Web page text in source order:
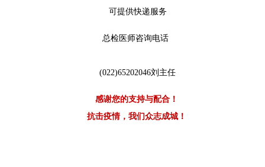
可提供快递服务
总检医师咨询电话
(022)65202046刘主任
感谢您的支持与配合！
抗击疫情，我们众志成城！